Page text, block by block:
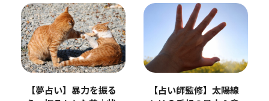
【夢占い】暴力を振る
【占い師監修】太陽線